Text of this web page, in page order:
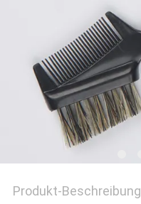
Produkt-Beschreibung